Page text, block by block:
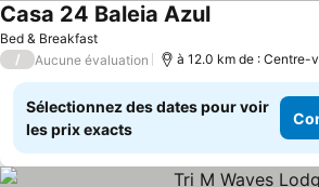
Bed & Breakfast
Casa 24 Baleia Azul
/ Aucune évaluation à 12.0 km de : Centre-
Sélectionnez des dates pour voir
les prix exacts